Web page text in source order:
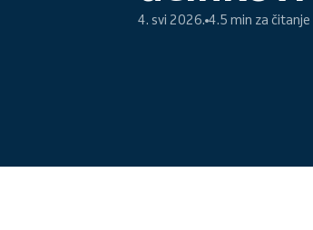
4. svi 2026. 4.5 min za čitanje